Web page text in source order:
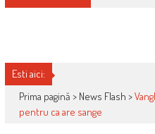
Esti aici:
Prima pagină > News Flash >
pentru ca are sange